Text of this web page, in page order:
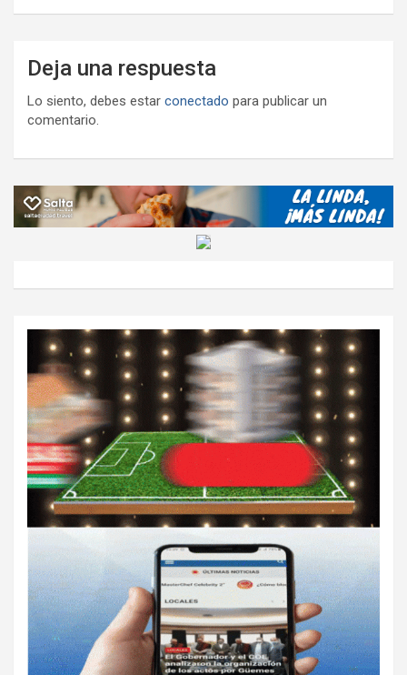
Deja una respuesta
Lo siento, debes estar conectado para publicar un
comentario.